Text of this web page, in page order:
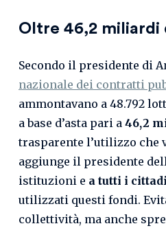
Oltre 46,2 miliardi
Secondo il presidente di
nazionale dei contratti
ammontavano a 48.792
a base d’asta pari a 46,2
trasparente l’utilizzo che
aggiunge il presidente
istituzioni e a tutti i
utilizzati questi fondi.
collettività, ma anche